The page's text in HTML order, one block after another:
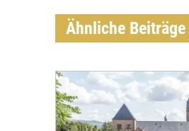
Ähnliche Beiträge